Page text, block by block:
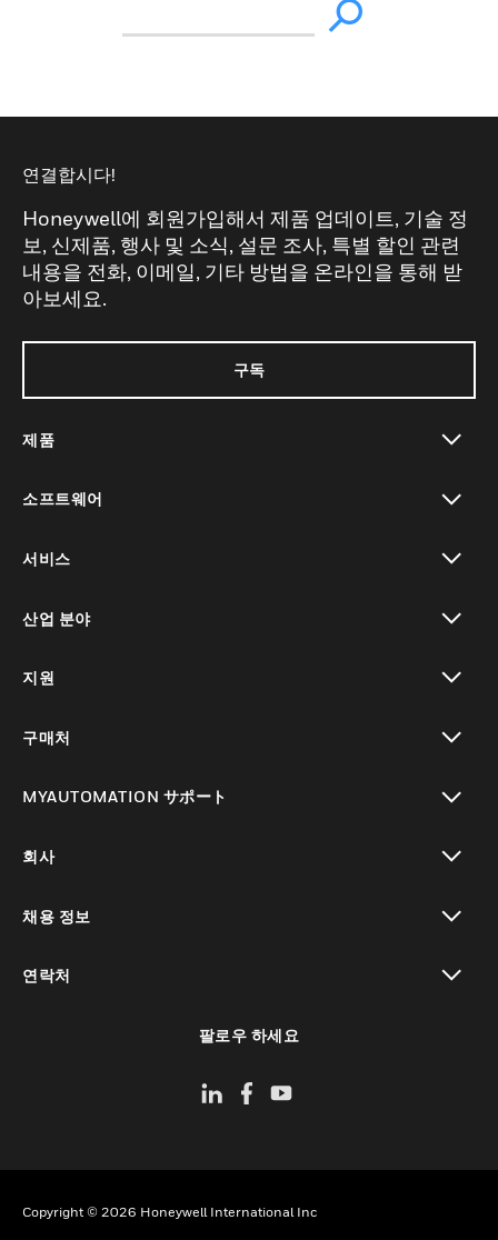
연결합시다!
Honeywell에 회원가입해서 제품 업데이트, 기술 정
보, 신제품, 행사 및 소식, 설문 조사, 특별 할인 관련
내용을 전화, 이메일, 기타 방법을 온라인을 통해 받
아보세요.
구독
제품
소프트웨어
서비스
산업 분야
지원
구매처
MYAUTOMATION サポート
회사
채용 정보
연락처
팔로우 하세요
Copyright © 2026 Honeywell International Inc